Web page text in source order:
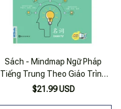
Sách - Mindmap Ngữ Pháp
Tiếng Trung Theo Giáo Trình
Hán Ngữ (Mc)
$21.99 USD